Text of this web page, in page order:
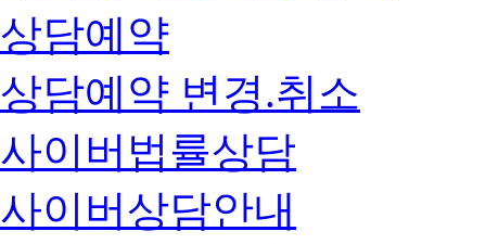
상담예약
상담예약 변경.취소
사이버법률상담
사이버상담안내